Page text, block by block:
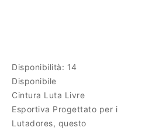
Disponibilità: 14
Disponibile
Cintura Luta Livre
Esportiva Progettato per i
Lutadores, questo